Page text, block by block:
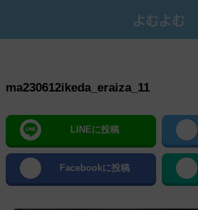
ma230612ikeda_eraiza_11
LINEに投稿
Facebookに投稿